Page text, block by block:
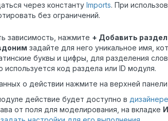
через константу Imports. При
без ограничений.
зависимость, нажмите + Добавить раздел
задайте для него уникальное имя,
буквы и цифры, для разделения
код раздела или ID модуля.
о действии нажмите на верхней панели
действие будет доступно в
от поля для моделирования, на вкладке